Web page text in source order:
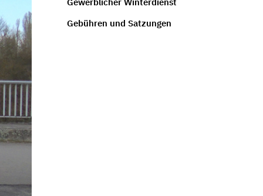
Gebühren und Satzungen